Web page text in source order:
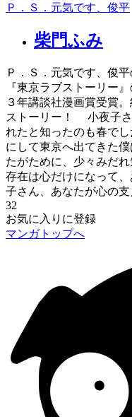
Ｐ．Ｓ．元気です、俊平
柴門ふみ
Ｐ．Ｓ．元気です、俊
『東京ラブストーリー
３年講談社漫画賞受賞
ストーリー！ 小夜子さ
れたと知ったのも春で
にして東京へ出てきた
たがために、少々みだ
存在は心だけになって
子さん、あなたが心の支
32
お気に入りに登録
マンガトップへ